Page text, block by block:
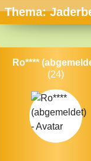
Kontakt
Themen-Specials
Häufig gesucht
Beliebte Artikel
Thema:
Ro****
(24)